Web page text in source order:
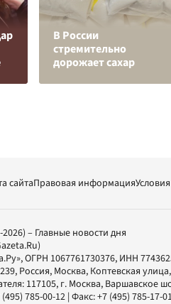
В России
стремительно
дорожает сахар
сайтаПравовая информация
– Главные новости дня
, ОГРН 1067761730376, ИНН
Россия, Москва, Коптевская
117105, г. Москва, Варшавское
(495) 785-00-12 | Факс:+7 (495) 785-17-